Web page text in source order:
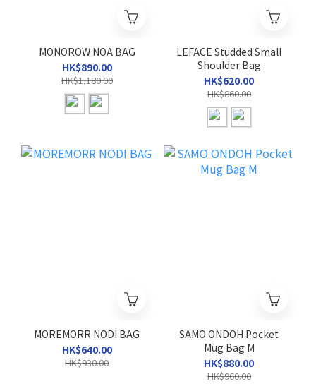
MONOROW NOA BAG
HK$890.00
HK$1,180.00
LEFACE Studded Small
Shoulder Bag
HK$620.00
HK$860.00
MOREMORR NODI BAG
HK$640.00
HK$930.00
SAMO ONDOH Pocket
Mug Bag M
HK$880.00
HK$960.00